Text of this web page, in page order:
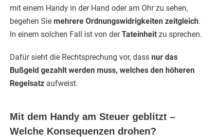
mit einem Handy in der Hand oder am Ohr zu sehen,
begehen Sie mehrere Ordnungswidrigkeiten zeitgleich.
In einem solchen Fall ist von derTateinheit zu sprechen.
Dafür sieht die Rechtsprechung vor, dass nur das
Bußgeld gezahlt werden muss, welches den höheren
Regelsatz aufweist.
Mit dem Handy am Steuer geblitzt –
Welche Konsequenzen drohen?